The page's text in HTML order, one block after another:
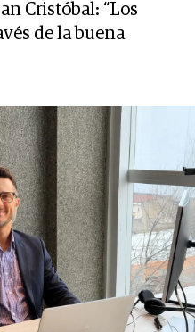
Cristóbal: “Los
de la buena